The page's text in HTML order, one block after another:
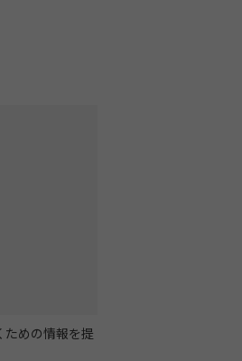
めの情報を提